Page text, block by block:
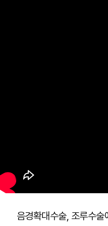
음경확대수술, 조루수